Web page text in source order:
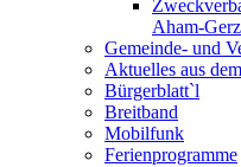
Aham-
Gemeinde- und
Aktuelles aus
Bürgerblatt`l
Breitband
Mobilfunk
Ferienprogramme